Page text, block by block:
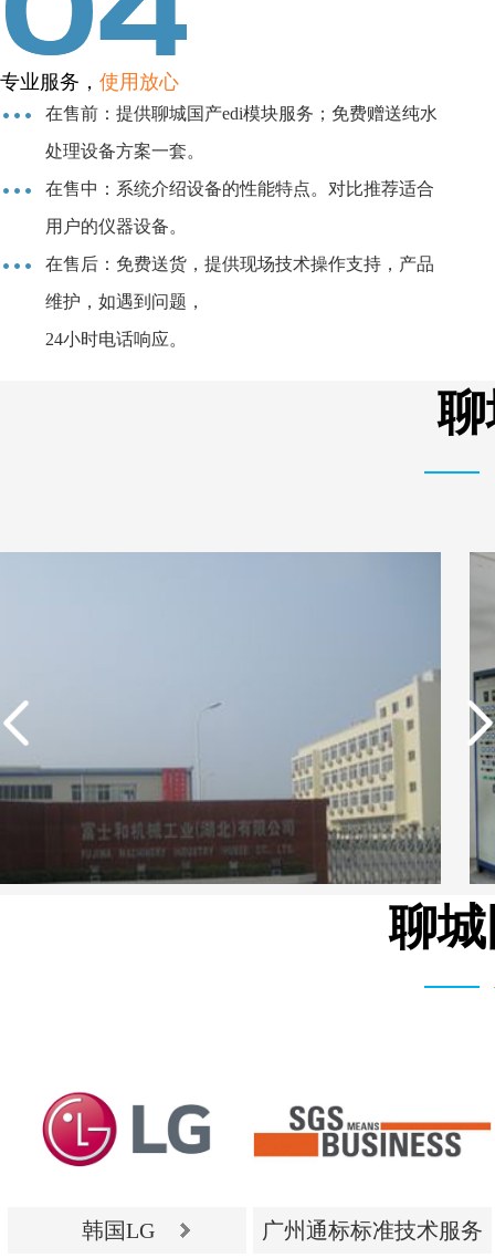
专业服务， 使用放心
在售前：提供聊城国产edi模块服务；免费赠送纯水
处理设备方案一套。
在售中：系统介绍设备的性能特点。对比推荐适合
用户的仪器设备。
在售后：免费送货，提供现场技术操作支持，产品
维护，如遇到问题，
24小时电话响应。
聊
韩国LG
广州通标标准技术服务